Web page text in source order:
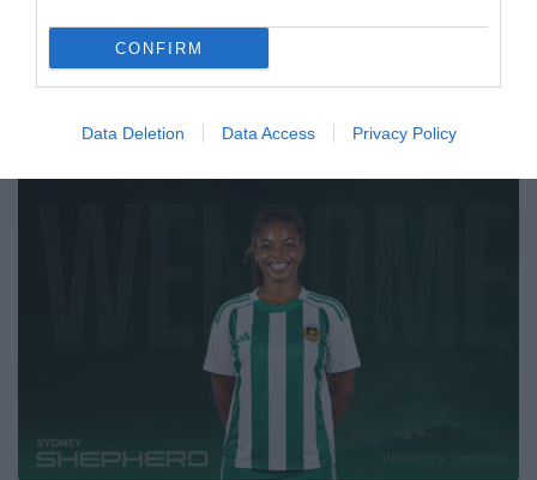
CONFIRM
Data Deletion Data Access Privacy Policy
29.03.2026
ΤΕΛΕΥΤΑΙΑ ΝΕΑ